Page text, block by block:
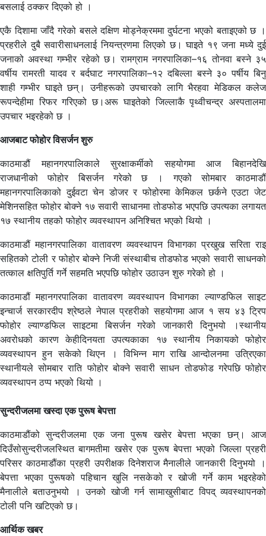
बसलाई ठक्कर दिएको हो ।
एकै दिशामा जाँदै गरेको बसले दक्षिण मोड्नेक्रममा दुर्घटना भएको बताइएको छ ।
प्रहरीले दुबै सवारीसाधनलाई नियन्त्रणमा लिएको छ। घाइते १९ जना मध्ये दुई
जनाको अवस्था गम्भीर रहेको छ। रामग्राम नगरपालिका–१६ तोनवा बस्ने ३५
वर्षीय रामरती यादव र बर्दघाट नगरपालिका–१२ दबिल्ला बस्ने ३० पर्षीय बिनु
शाही गम्भीर घाइते छन्। उनीहरूको उपचारको लागि भैरहवा मेडिकल कलेज
रूपन्देहीमा रिफर गरिएको छ।अरू घाइतेको जिल्लाकै पृथ्वीचन्द्र अस्पतालमा
उपचार भइरहेको छ ।
आजबाट फोहोर विसर्जन शुरु
काठमाडौं महानगरपालिकाले सुरक्षाकर्मीको सहयोगमा आज बिहानदेखि
राजधानीको फोहोर बिसर्जन गरेको छ । गएको सोमबार काठमाडौं
महानगरपालिकाको दुईवटा चेन डोजर र फोहोरमा केमिकल छर्कने एउटा जेट
मेशिनसहित फोहोर बोक्ने १७ सवारी साधानमा तोडफोड भएपछि उपत्यका लगायत
१७ स्थानीय तहको फोहोर व्यवस्थापन अनिश्चित भएको थियो ।
काठमाडौं महानगरपालिका वातावरण व्यवस्थापन विभागका प्रखुख सरिता राइ
सहितको टोली र फोहोर बोक्ने निजी संस्थाबीच तोडफोड भएको सवारी साधनको
तत्काल क्षतिपुर्ति गर्ने सहमति भएपछि फोहोर उठाउन शुरु गरेको हो ।
काठमाडौं महानगरपालिका वातावरण व्यवस्थापन विभागका ल्याण्डफिल साइट
इन्चार्ज सरकारदीप श्रेष्ठले नेपाल प्रहरीको सहयोगमा आज १ सय ४३ ट्रिप
फोहोर ल्याण्डफिल साइटमा बिसर्जन गरेको जानकारी दिनुभयो ।स्थानीय
अवरोधको कारण केहीदिनयता उपत्यकाका १७ स्थानीय निकायको फोहोर
व्यवस्थापन हुन सकेको थिएन । विभिन्न माग राखि आन्दोलनमा उत्रिएका
स्थानीयले सोमबार राति फोहोर बोक्ने सवारी साधन तोडफोड गरेपछि फोहोर
व्यवस्थापन ठप्प भएको थियो ।
सुन्दरीजलमा खस्दा एक पुरूष बेपत्ता
काठमाडौंको सुन्दरीजलमा एक जना पुरूष खसेर बेपत्ता भएका छन्। आज
दिउँसोसुन्दरीजलस्थित बागमतीमा खसेर एक पुरूष बेपत्ता भएको जिल्ला प्रहरी
परिसर काठमाडौंका प्रहरी उपरीक्षक दिनेशराज मैनालीले जानकारी दिनुभयो ।
बेपत्ता भएका पुरूषको पहिचान खुलि नसकेको र खोजी गर्ने काम भइरहेको
मैनालीले बताउनुभयो । उनको खोजी गर्न सामाखुसीबाट विपद् व्यवस्थापनको
टोली पनि खटिएको छ।
आर्थिक खबर